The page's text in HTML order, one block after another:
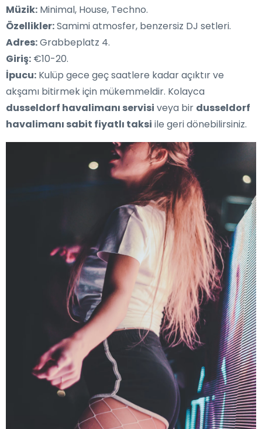
Müzik: Minimal, House, Techno.
Özellikler:Samimi atmosfer, benzersiz DJ setleri.
Adres:Grabbeplatz 4.
Giriş: €10-20.
İpucu: Kulüp gece geç saatlere kadar açıktır ve
akşamı bitirmek için mükemmeldir. Kolayca
dusseldorf havalimanı servisi veya bir dusseldorf
havalimanı sabit fiyatlı taksi ile geri dönebilirsiniz.